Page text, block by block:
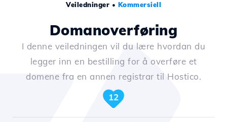
Veiledninger • Kommersiell
Domanoverføring
I denne veiledningen vil du lære hvordan du
legger inn en bestilling for å overføre et
domene fra en annen registrar til Hostico.
12